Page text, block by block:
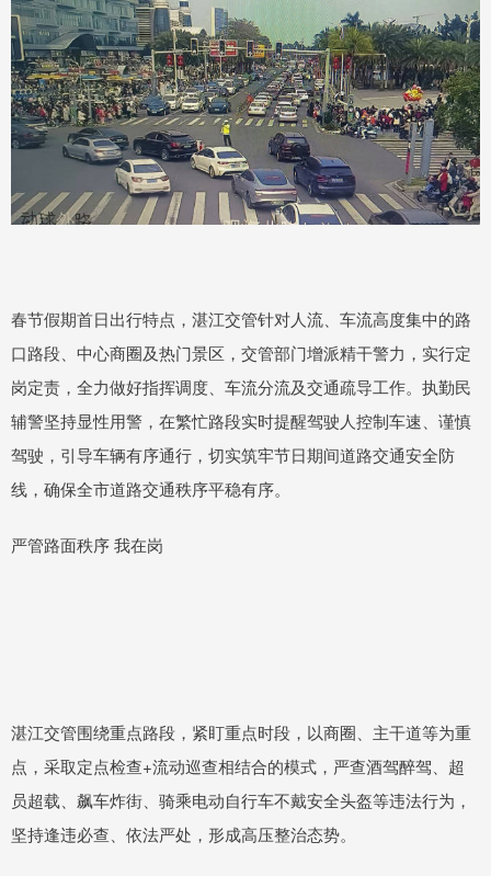
春节假期首日出行特点，湛江交管针对人流、车流高度集中的路
口路段、中心商圈及热门景区，交管部门增派精干警力，实行定
岗定责，全力做好指挥调度、车流分流及交通疏导工作。执勤民
辅警坚持显性用警，在繁忙路段实时提醒驾驶人控制车速、谨慎
驾驶，引导车辆有序通行，切实筑牢节日期间道路交通安全防
线，确保全市道路交通秩序平稳有序。
严管路面秩序 我在岗
湛江交管围绕重点路段，紧盯重点时段，以商圈、主干道等为重
点，采取定点检查+流动巡查相结合的模式，严查酒驾醉驾、超
员超载、飙车炸街、骑乘电动自行车不戴安全头盔等违法行为，
坚持逢违必查、依法严处，形成高压整治态势。